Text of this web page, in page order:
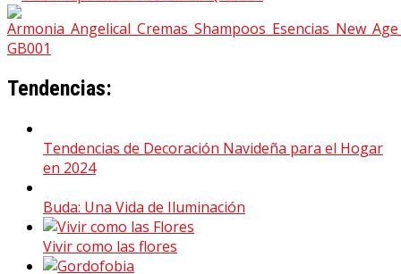
Tendencias:
Tendencias de Decoración Navideña para el Hogar
en 2024
Buda: Una Vida de Iluminación
Vivir como las flores